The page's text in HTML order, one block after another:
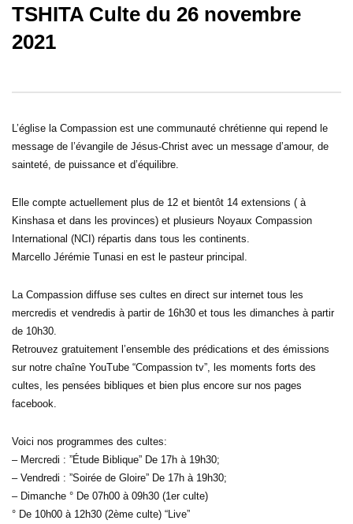
02:38:35 02:14:35
TSHITA Culte du 26 novembre
2021
L’église la Compassion est une communauté chrétienne qui repend le
message de l’évangile de Jésus-Christ avec un message d’amour, de
sainteté, de puissance et d’équilibre.
Elle compte actuellement plus de 12 et bientôt 14 extensions ( à
Kinshasa et dans les provinces) et plusieurs Noyaux Compassion
International (NCI) répartis dans tous les continents.
Marcello Jérémie Tunasi en est le pasteur principal.
La Compassion diffuse ses cultes en direct sur internet tous les
mercredis et vendredis à partir de 16h30 et tous les dimanches à partir
de 10h30.
Retrouvez gratuitement l’ensemble des prédications et des émissions
sur notre chaîne YouTube “Compassion tv”, les moments forts des
cultes, les pensées bibliques et bien plus encore sur nos pages
facebook.
Voici nos programmes des cultes:
– Mercredi : ”Étude Biblique” De 17h à 19h30;
– Vendredi : ”Soirée de Gloire” De 17h à 19h30;
– Dimanche ° De 07h00 à 09h30 (1er culte)
° De 10h00 à 12h30 (2ème culte) “Live”